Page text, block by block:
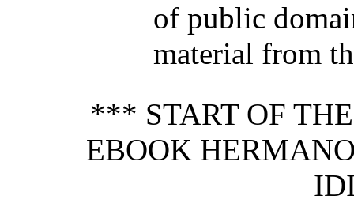
of public
material from
*** START OF
EBOOK